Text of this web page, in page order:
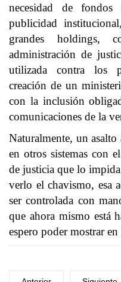
necesidad de fondos
publicidad
grandes holdings,
administración de
utilizada contra los
creación de un
con la inclusión
comunicaciones de la
Naturalmente, un asalto
en otros sistemas con
de justicia que lo
verlo el chavismo, esa
ser controlada con
que ahora mismo está
espero poder mostrar